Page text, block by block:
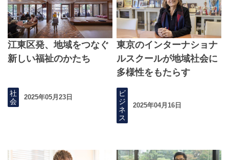
江東区発、地域をつなぐ
新しい福祉のかたち
社
会
2025年05月23日
東京のインターナショナ
ルスクールが地域社会に
多様性をもたらす
ビ
ジ
ネ
ス
2025年04月16日